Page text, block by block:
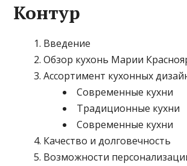
Контур
Введение
Обзор кухонь Марии
Ассортимент кухонных
Современные кухни
Традиционные кухни
Современные кухни
Качество и долговечность
Возможности